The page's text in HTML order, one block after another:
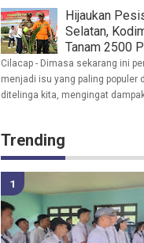
Hijaukan
Selatan,
Tanam 2500
Cilacap - Dimasa sekarang ini
menjadi isu yang paling populer
ditelinga kita, mengingat
Trending